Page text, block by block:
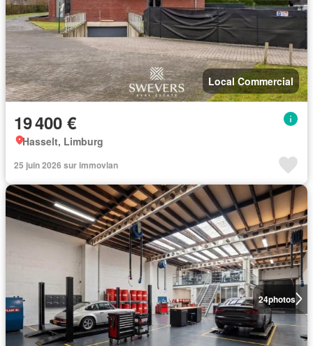
Local Commercial
19 400 €
Hasselt, Limburg
25 juin 2026 sur immovlan
24photos